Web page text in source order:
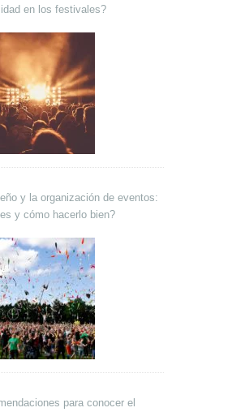
en los festivales?
y la organización de eventos:
y cómo hacerlo bien?
para conocer el